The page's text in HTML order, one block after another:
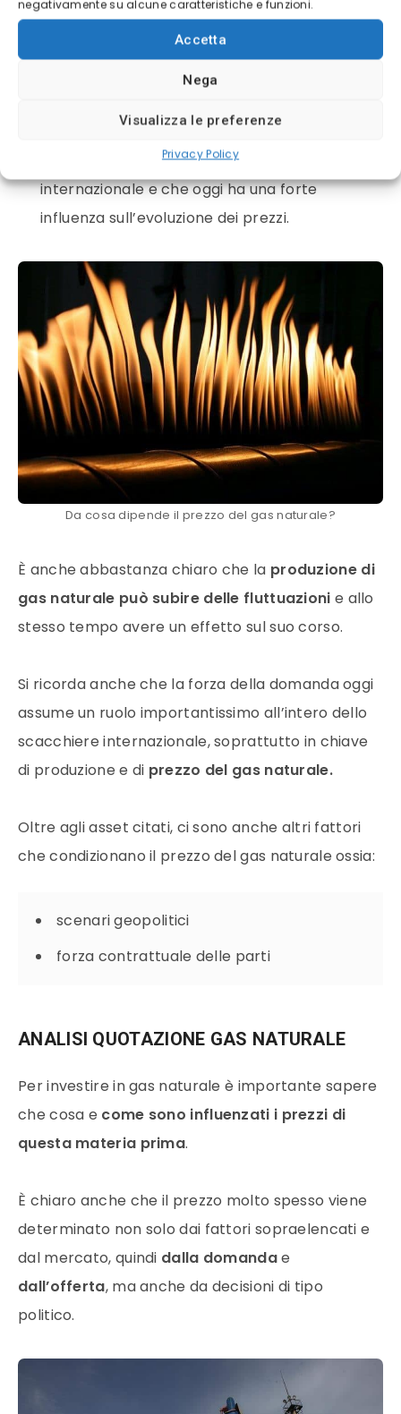
negativamente su alcune caratteristiche e funzioni.
Accetta
Nega
Visualizza le preferenze
Privacy Policy
prime energetiche. Inoltre il petrolio può
essere considerato un “concorrente”.
dollaro:anch’esso ritenuto uno
del gas, visto e considerato che è la moneta
con cui viene scambiato ilgas naturale
internazionale e che oggi ha una forte
influenza sull’evoluzione dei prezzi.
Da cosa dipende il prezzo del gas naturale?
È anche abbastanza chiaro che la produzione di
gas naturale può subire delle fluttuazioni e allo
stesso tempo avere un effetto sul suo corso.
Si ricorda anche che la forza della domanda oggi
assume un ruolo importantissimo all’intero dello
scacchiere internazionale, soprattutto in chiave
di produzione e di prezzo del gas naturale.
Oltre agli asset citati, ci sono anche altri fattori
che condizionano il prezzo del gas naturale ossia:
scenari geopolitici
forza contrattuale delle parti
ANALISI QUOTAZIONE GAS NATURALE
Per investire ingas naturale è importante sapere
che cosa e come sono influenzati i prezzi di
questa materia prima.
È chiaro anche che il prezzo molto spesso viene
determinato non solo dai fattori sopraelencati e
dal mercato, quindi dalla domandae
dall’offerta, ma anche da decisioni di tipo
politico.